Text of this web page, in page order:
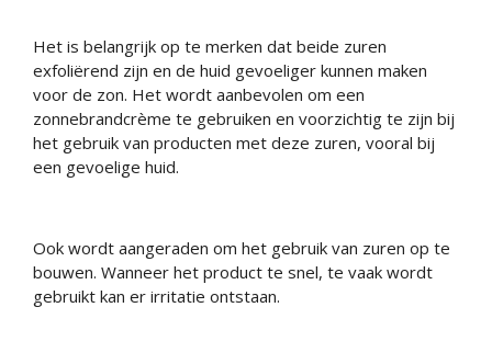
Het is belangrijk op te merken dat beide zuren
exfoliërend zijn en de huid gevoeliger kunnen maken
voor de zon. Het wordt aanbevolen om een
zonnebrandcrème te gebruiken en voorzichtig te zijn bij
het gebruik van producten met deze zuren, vooral bij
een gevoelige huid.
Ook wordt aangeraden om het gebruik van zuren op te
bouwen. Wanneer het product te snel, te vaak wordt
gebruikt kan er irritatie ontstaan.